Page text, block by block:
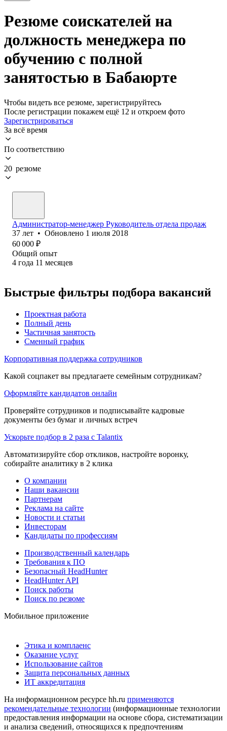
Резюме соискателей на
должность менеджера по
обучению с полной
занятостью в Бабаюрте
Чтобы видеть все резюме, зарегистрируйтесь
После регистрации покажем ещё 12 и откроем фото
Зарегистрироваться
За всё время
По соответствию
20 резюме
Администратор-менеджер Руководитель отдела продаж
37 лет • Обновлено 1 июля 2018
60 000 ₽
Общий опыт
4 года 11 месяцев
Быстрые фильтры подбора вакансий
Проектная работа
Полный день
Частичная занятость
Сменный график
Корпоративная поддержка сотрудников
Какой соцпакет вы предлагаете семейным сотрудникам?
Оформляйте кандидатов онлайн
Проверяйте сотрудников и подписывайте кадровые
документы без бумаг и личных встреч
Ускорьте подбор в 2 раза с Talantix
Автоматизируйте сбор откликов, настройте воронку,
собирайте аналитику в 2 клика
О компании
Наши вакансии
Партнерам
Реклама на сайте
Новости и статьи
Инвесторам
Кандидаты по профессиям
Производственный календарь
Требования к ПО
Безопасный HeadHunter
HeadHunter API
Поиск работы
Поиск по резюме
Мобильное приложение
Этика и комплаенс
Оказание услуг
Использование сайтов
Защита персональных данных
ИТ аккредитация
На информационном ресурсе hh.ru применяются
рекомендательные технологии (информационные технологии
предоставления информации на основе сбора, систематизации
и анализа сведений, относящихся к предпочтениям